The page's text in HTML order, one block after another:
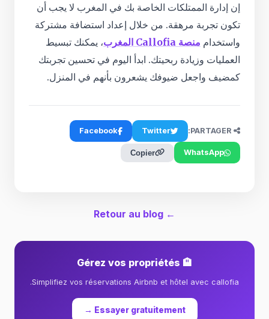
إن إدارة الممتلكات الخاصة بك في المغرب لا يجب أن
تكون تجربة مرهقة. من خلال إعداد استضافة مشتركة
واستخدام منصة Callofia المغرب
، يمكنك تبسيط
العمليات وزيادة ربحيتك. ابدأ اليوم في تحسين تجربتك
كمضيف واجعل ضيوفك يشعرون بأنهم في المنزل.
Twitter
Facebook
WhatsApp
Copier
← Retour au blog
🏨 Gérez vos propriétés
Simplifiez vos réservations Airbnb et hôtel avec callofia.
Essayer gratuitement →